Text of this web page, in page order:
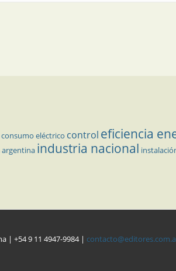
consumo eléctrico control eficiencia
industria nacional
| +54 9 11 4947-9984 |